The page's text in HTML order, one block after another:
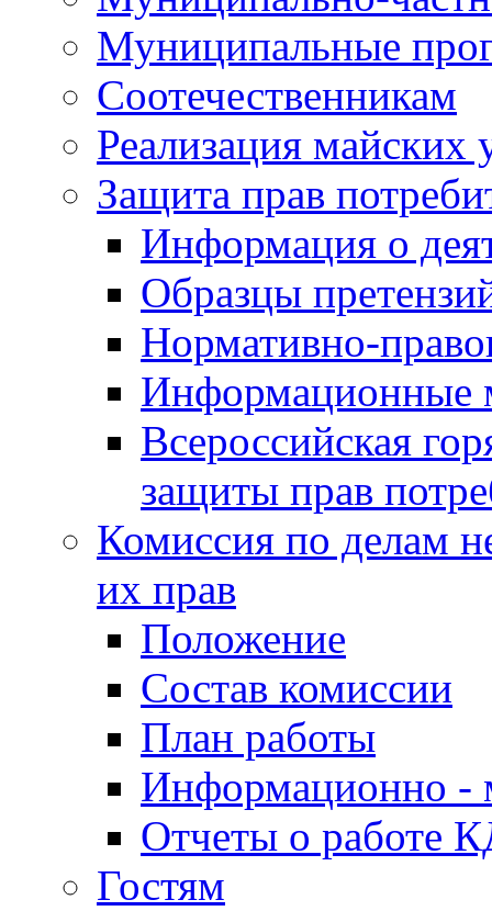
Муниципальные
Соотечественникам
Реализация майских
Защита прав
Информация о
Образцы
Нормативно-
Информационные
Всероссийская
защиты прав
Комиссия по делам
их прав
Положение
Состав комиссии
План работы
Информационно -
Отчеты о работе
Гостям